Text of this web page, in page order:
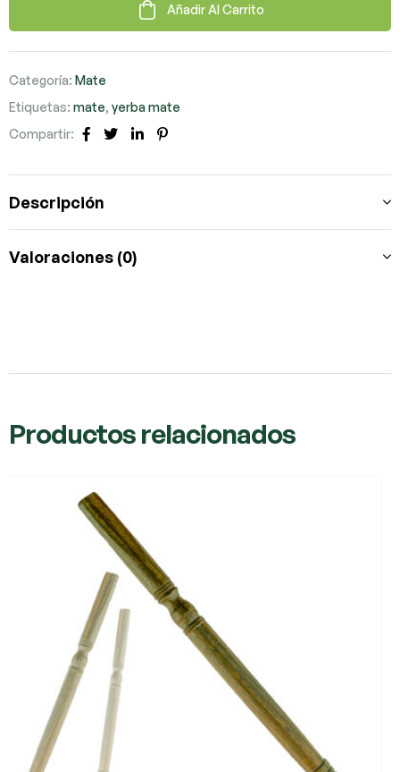
Añadir Al Carrito
Categoría: Mate
Etiquetas: mate, yerba mate
Compartir:
Facebook
TwitterLinkedIn
Descripción
Valoraciones (0)
Productos relacionados